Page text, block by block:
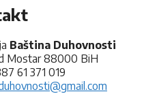
Baština Duhovnosti
Mostar 88000 BiH
61 371 019